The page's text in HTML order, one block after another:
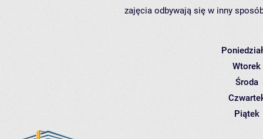
zajęcia odbywają się w inny
Wtorek
Środa
Piątek